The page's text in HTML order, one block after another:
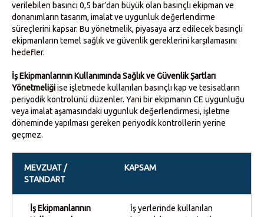
verilebilen basıncı 0,5 bar’dan büyük olan basınçlı ekipman ve
donanımların tasarım, imalat ve uygunluk değerlendirme
süreçlerini kapsar. Bu yönetmelik, piyasaya arz edilecek basınçlı
ekipmanların temel sağlık ve güvenlik gereklerini karşılamasını
hedefler.
İş Ekipmanlarının Kullanımında Sağlık ve Güvenlik Şartları
Yönetmeliğiise işletmede kullanılan basınçlı kap ve tesisatların
periyodik kontrolünü düzenler. Yani bir ekipmanın CE uygunluğu
veya imalat aşamasındaki uygunluk değerlendirmesi, işletme
döneminde yapılması gereken periyodik kontrollerin yerine
geçmez.
MEVZUAT /
STANDART
KAPSAM
İş Ekipmanlarının
İş yerlerinde kullanılan